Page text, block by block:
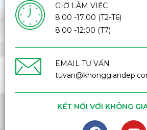
GIỜ LÀM VIỆC
8:00 -17:00 (T2-T6)
8:00 -12:00 (T7)
EMAIL TƯ VẤN
KẾT NỐI VỚI KHÔNG